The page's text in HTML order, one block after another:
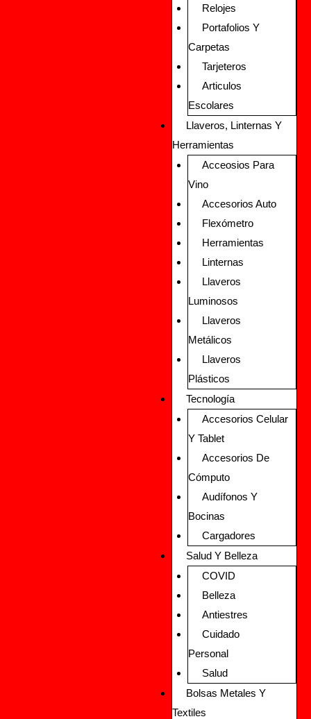
Relojes
Portafolios Y
Carpetas
Tarjeteros
Articulos
Escolares
Llaveros, Linternas Y
Herramientas
Acceosios Para
Vino
Accesorios Auto
Flexómetro
Herramientas
Linternas
Llaveros
Luminosos
Llaveros
Metálicos
Llaveros
Plásticos
Tecnología
Accesorios Celular
Y Tablet
Accesorios De
Cómputo
Audífonos Y
Bocinas
Cargadores
Salud Y Belleza
COVID
Belleza
Antiestres
Cuidado
Personal
Salud
Bolsas Metales Y
Textiles